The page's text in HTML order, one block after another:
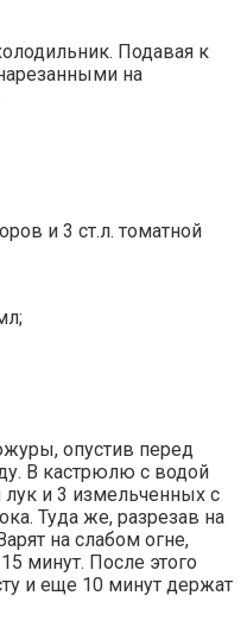
Подавая к
на
и 3 ст.л. томатной
опустив перед
В кастрюлю с водой
и 3 измельченных с
Туда же, разрезав на
на слабом огне,
минут. После этого
и еще 10 минут держат